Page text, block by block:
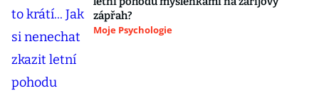
zápřah?
Moje Psychologie